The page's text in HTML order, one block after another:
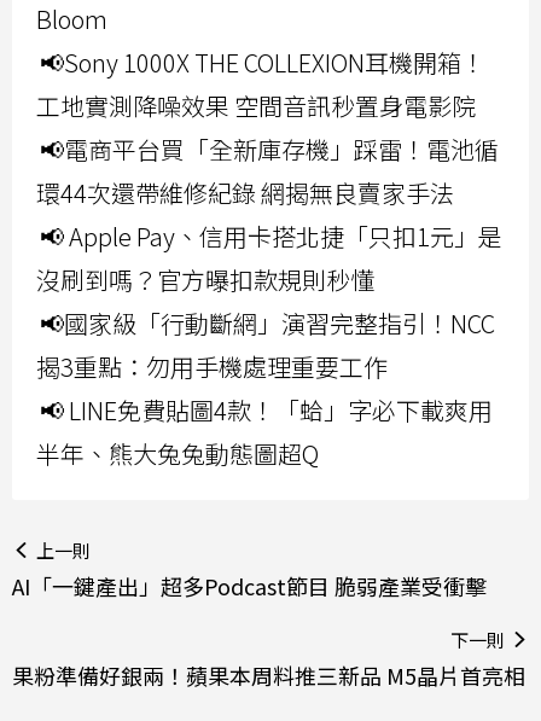
Bloom
📢Sony 1000X THE COLLEXION耳機開箱！
工地實測降噪效果 空間音訊秒置身電影院
📢電商平台買「全新庫存機」踩雷！電池循
環44次還帶維修紀錄 網揭無良賣家手法
📢 Apple Pay、信用卡搭北捷「只扣1元」是
沒刷到嗎？官方曝扣款規則秒懂
📢國家級「行動斷網」演習完整指引！NCC
揭3重點：勿用手機處理重要工作
📢 LINE免費貼圖4款！「蛤」字必下載爽用
半年、熊大兔兔動態圖超Q
上一則
AI「一鍵產出」超多Podcast節目 脆弱產業受衝擊
下一則
果粉準備好銀兩！蘋果本周料推三新品 M5晶片首亮相